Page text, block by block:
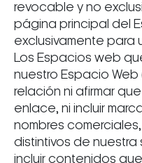
revocable y no
página principal del
exclusivamente para
Los Espacios web
nuestro Espacio Web
relación ni afirmar
enlace, ni incluir
nombres
distintivos de
incluir contenidos